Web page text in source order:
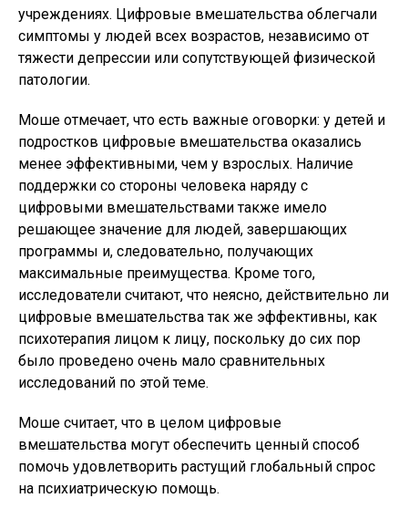
учреждениях. Цифровые вмешательства облегчали
симптомы у людей всех возрастов, независимо от
тяжести депрессии или сопутствующей физической
патологии.
Моше отмечает, что есть важные оговорки: у детей и
подростков цифровые вмешательства оказались
менее эффективными, чем у взрослых. Наличие
поддержки со стороны человека наряду с
цифровыми вмешательствами также имело
решающее значение для людей, завершающих
программы и, следовательно, получающих
максимальные преимущества. Кроме того,
исследователи считают, что неясно, действительно ли
цифровые вмешательства так же эффективны, как
психотерапия лицом к лицу, поскольку до сих пор
было проведено очень мало сравнительных
исследований по этой теме.
Моше считает, что в целом цифровые
вмешательства могут обеспечить ценный способ
помочь удовлетворить растущий глобальный спрос
на психиатрическую помощь.